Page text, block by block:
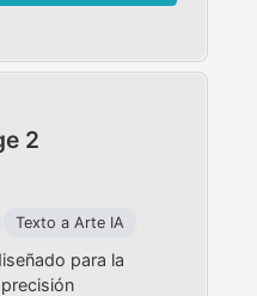
2
Texto a Arte IA
para la